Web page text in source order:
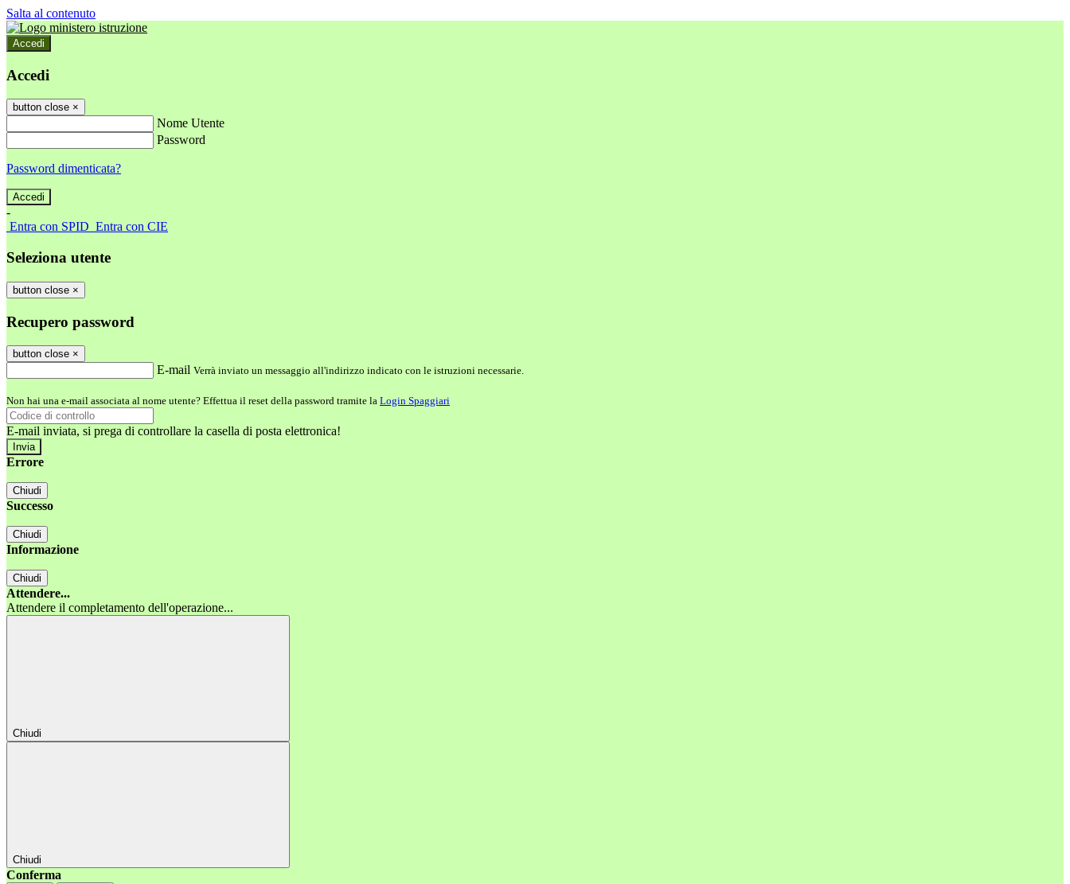
Salta al contenuto
Accedi
Accedi
button close ×
Nome Utente
Password
Password dimenticata?
-
Entra con SPID Entra con CIE
Seleziona utente
button close ×
Recupero password
button close ×
E-mail Verrà inviato un messaggio all'indirizzo indicato con le istruzioni necessarie.
Non hai una e-mail associata al nome utente? Effettua il reset della password tramite la Login Spaggiari
E-mail inviata, si prega di controllare la casella di posta elettronica!
Errore
Chiudi
Successo
Chiudi
Informazione
Chiudi
Attendere...
Attendere il completamento dell'operazione...
Chiudi
Chiudi
Conferma